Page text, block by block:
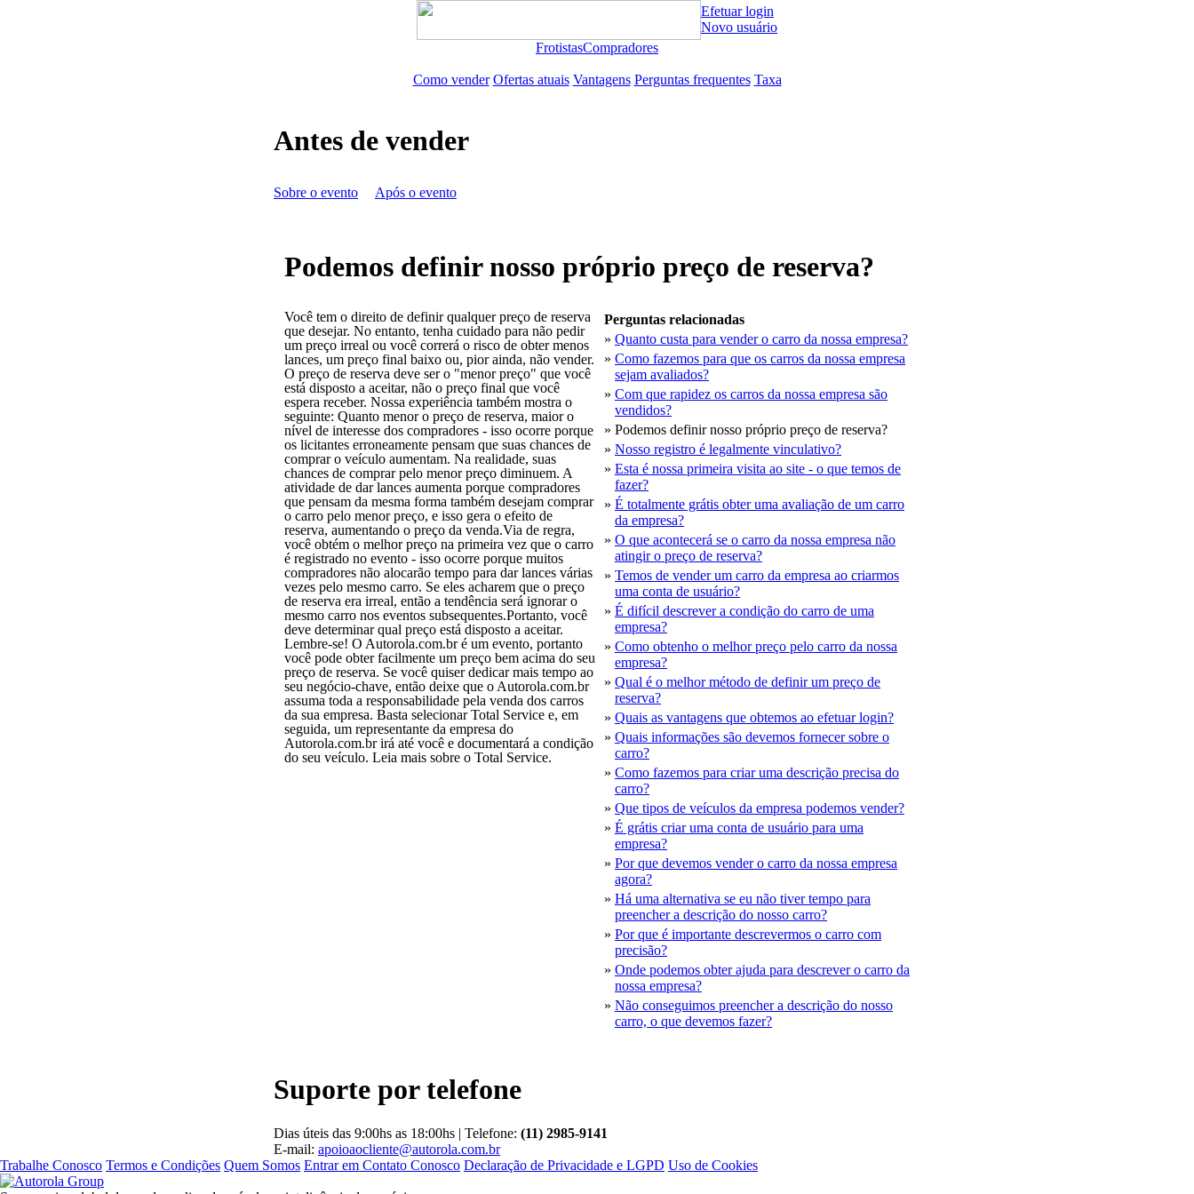
Efetuar login
Novo usuário
FrotistasCompradores
Como vender Ofertas atuais Vantagens Perguntas frequentes Taxa
Antes de vender
Sobre o evento Após o evento
Podemos definir nosso próprio preço de reserva?
Você tem o direito de definir qualquer preço de reserva
que desejar. No entanto, tenha cuidado para não pedir
um preço irreal ou você correrá o risco de obter menos
lances, um preço final baixo ou, pior ainda, não vender.
O preço de reserva deve ser o "menor preço" que você
está disposto a aceitar, não o preço final que você
espera receber. Nossa experiência também mostra o
seguinte: Quanto menor o preço de reserva, maior o
nível de interesse dos compradores - isso ocorre porque
os licitantes erroneamente pensam que suas chances de
comprar o veículo aumentam. Na realidade, suas
chances de comprar pelo menor preço diminuem. A
atividade de dar lances aumenta porque compradores
que pensam da mesma forma também desejam comprar
o carro pelo menor preço, e isso gera o efeito de
reserva, aumentando o preço da venda.Via de regra,
você obtém o melhor preço na primeira vez que o carro
é registrado no evento - isso ocorre porque muitos
compradores não alocarão tempo para dar lances várias
vezes pelo mesmo carro. Se eles acharem que o preço
de reserva era irreal, então a tendência será ignorar o
mesmo carro nos eventos subsequentes.Portanto, você
deve determinar qual preço está disposto a aceitar.
Lembre-se! O Autorola.com.br é um evento, portanto
você pode obter facilmente um preço bem acima do seu
preço de reserva. Se você quiser dedicar mais tempo ao
seu negócio-chave, então deixe que o Autorola.com.br
assuma toda a responsabilidade pela venda dos carros
da sua empresa. Basta selecionar Total Service e, em
seguida, um representante da empresa do
Autorola.com.br irá até você e documentará a condição
do seu veículo. Leia mais sobre o Total Service.
Perguntas relacionadas
» Quanto custa para vender o carro da nossa empresa?
» Como fazemos para que os carros da nossa empresa
sejam avaliados?
» Com que rapidez os carros da nossa empresa são
vendidos?
» Podemos definir nosso próprio preço de reserva?
» Nosso registro é legalmente vinculativo?
» Esta é nossa primeira visita ao site - o que temos de
fazer?
» É totalmente grátis obter uma avaliação de um carro
da empresa?
» O que acontecerá se o carro da nossa empresa não
atingir o preço de reserva?
» Temos de vender um carro da empresa ao criarmos
uma conta de usuário?
» É difícil descrever a condição do carro de uma
empresa?
» Como obtenho o melhor preço pelo carro da nossa
empresa?
» Qual é o melhor método de definir um preço de
reserva?
» Quais as vantagens que obtemos ao efetuar login?
» Quais informações são devemos fornecer sobre o
carro?
» Como fazemos para criar uma descrição precisa do
carro?
» Que tipos de veículos da empresa podemos vender?
» É grátis criar uma conta de usuário para uma
empresa?
» Por que devemos vender o carro da nossa empresa
agora?
» Há uma alternativa se eu não tiver tempo para
preencher a descrição do nosso carro?
» Por que é importante descrevermos o carro com
precisão?
» Onde podemos obter ajuda para descrever o carro da
nossa empresa?
» Não conseguimos preencher a descrição do nosso
carro, o que devemos fazer?
Suporte por telefone
Dias úteis das 9:00hs as 18:00hs | Telefone: (11) 2985-9141
E-mail: apoioaocliente@autorola.com.br
Trabalhe Conosco Termos e Condições Quem Somos Entrar em Contato Conosco Declaração de Privacidade e LGPD Uso de Cookies